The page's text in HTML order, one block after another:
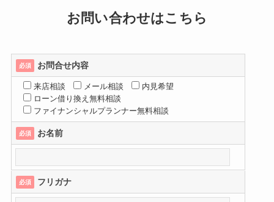
お問い合わせはこちら
必須 お問合せ内容
来店相談 メール相談
内見希望
ローン借り換え無料相談
ファイナンシャルプランナー無料相談
必須 お名前
必須 フリガナ